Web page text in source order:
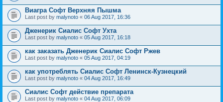
Виагра Софт Верхняя Пышма
Last post by malynoto « 06 Aug 2017, 16:36
Дженерик Сиалис Софт Ухта
Last post by malynoto « 05 Aug 2017, 16:18
как заказать Дженерик Сиалис Софт Ржев
Last post by malynoto « 05 Aug 2017, 04:19
как употреблять Сиалис Софт Ленинск-Кузнецкий
Last post by malynoto « 04 Aug 2017, 16:49
Сиалис Софт действие препарата
Last post by malynoto « 04 Aug 2017, 06:09